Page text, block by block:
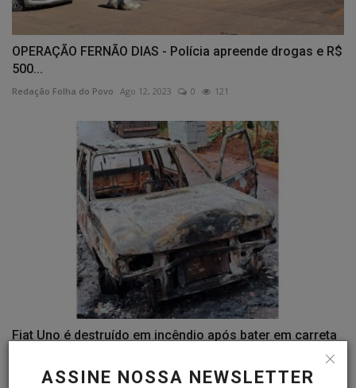
ASSINE NOSSA NEWSLETTER
OPERAÇÃO FERNÃO DIAS - Polícia apreende drogas e R$
500...
Redação Folha do Povo Ago 12, 2023 0 121
Fiat Uno é destruído em incêndio após bater em carreta